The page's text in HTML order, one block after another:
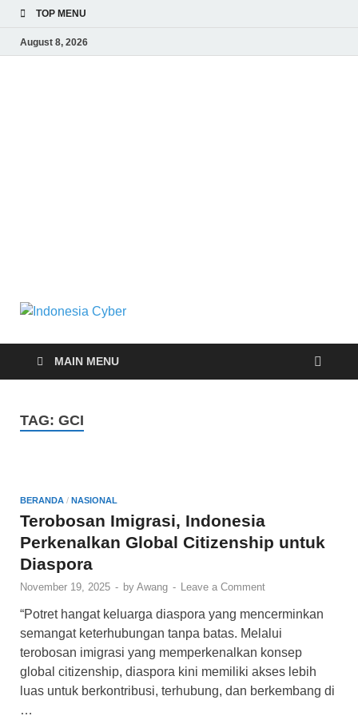
TOP MENU
August 8, 2026
Indonesia
Cyber
MAIN MENU
TAG: GCI
BERANDA / NASIONAL
Terobosan Imigrasi, Indonesia
Perkenalkan Global Citizenship untuk
Diaspora
November 19, 2025 - by Awang - Leave a Comment
“Potret hangat keluarga diaspora yang mencerminkan
semangat keterhubungan tanpa batas. Melalui
terobosan imigrasi yang memperkenalkan konsep
global citizenship, diaspora kini memiliki akses lebih
luas untuk berkontribusi, terhubung, dan berkembang di
…